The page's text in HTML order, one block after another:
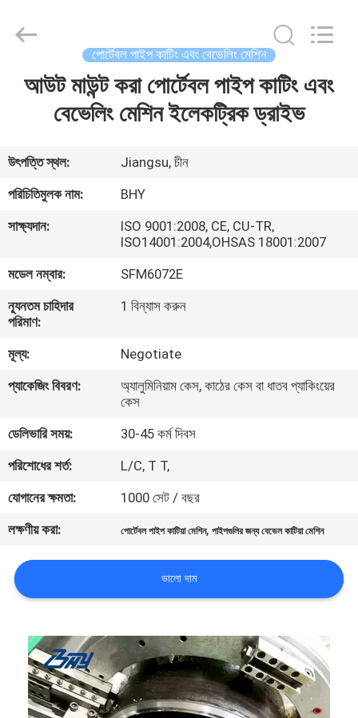
বাড়ি
আমাদের
সম্পর্কে
কারখানা
ভ্রমণ
মান
নিয়ন্ত্রণ
সাইটম্যাপ
গোপনীয়তা
নীতি
Engineering
Material
Technology(Suzhou)Co.,
Rights
Reserved.
পোর্টেবল পাইপ কাটিং এবং বেভেলিং মেশিন
আউট মাউন্ট করা পোর্টেবল পাইপ কাটিং এবং
বেভেলিং মেশিন ইলেকট্রিক ড্রাইভ
উৎপত্তি স্থল:
Jiangsu, চীন
পরিচিতিমুলক নাম:
BHY
সাক্ষ্যদান:
ISO 9001:2008, CE, CU-TR,
ISO14001:2004,OHSAS 18001:2007
মডেল নম্বার:
SFM6072E
ন্যূনতম চাহিদার
পরিমাণ:
1 বিন্যাস করুন
মূল্য:
Negotiate
প্যাকেজিং বিবরণ:
অ্যালুমিনিয়াম কেস, কাঠের কেস বা ধাতব প্যাকিংয়ের
কেস
ডেলিভারি সময়:
30-45 কর্ম দিবস
পরিশোধের শর্ত:
L/C, T T,
যোগানের ক্ষমতা:
1000 সেট / বছর
লক্ষণীয় করা:
পোর্টেবল পাইপ কাটিয়া মেশিন,পাইপগুলির জন্য বেভেল কাটিয়া মেশিন
ভালো দাম